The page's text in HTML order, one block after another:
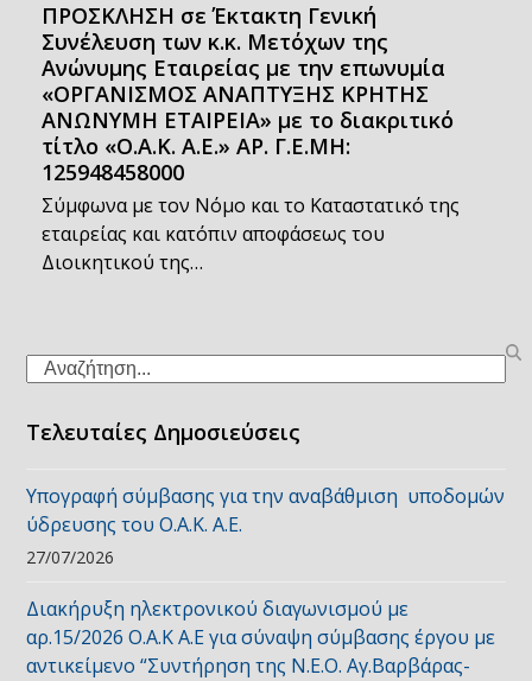
ΠΡΟΣΚΛΗΣΗ σε Έκτακτη Γενική
Συνέλευση των κ.κ. Μετόχων της
Ανώνυμης Εταιρείας με την επωνυμία
«ΟΡΓΑΝΙΣΜΟΣ ΑΝΑΠΤΥΞΗΣ ΚΡΗΤΗΣ
ΑΝΩΝΥΜΗ ΕΤΑΙΡΕΙΑ» με το διακριτικό
τίτλο «Ο.Α.Κ. Α.Ε.» ΑΡ. Γ.Ε.ΜΗ:
125948458000
Σύμφωνα με τον Νόμο και το Καταστατικό της
εταιρείας και κατόπιν αποφάσεως του
Διοικητικού της…
Search
Τελευταίες Δημοσιεύσεις
Υπογραφή σύμβασης για την αναβάθμιση υποδομών
ύδρευσης του Ο.Α.Κ. Α.Ε.
27/07/2026
Διακήρυξη ηλεκτρονικού διαγωνισμού με
αρ.15/2026 Ο.Α.Κ Α.Ε για σύναψη σύμβασης έργου με
αντικείμενο “Συντήρηση της Ν.Ε.Ο. Αγ.Βαρβάρας-